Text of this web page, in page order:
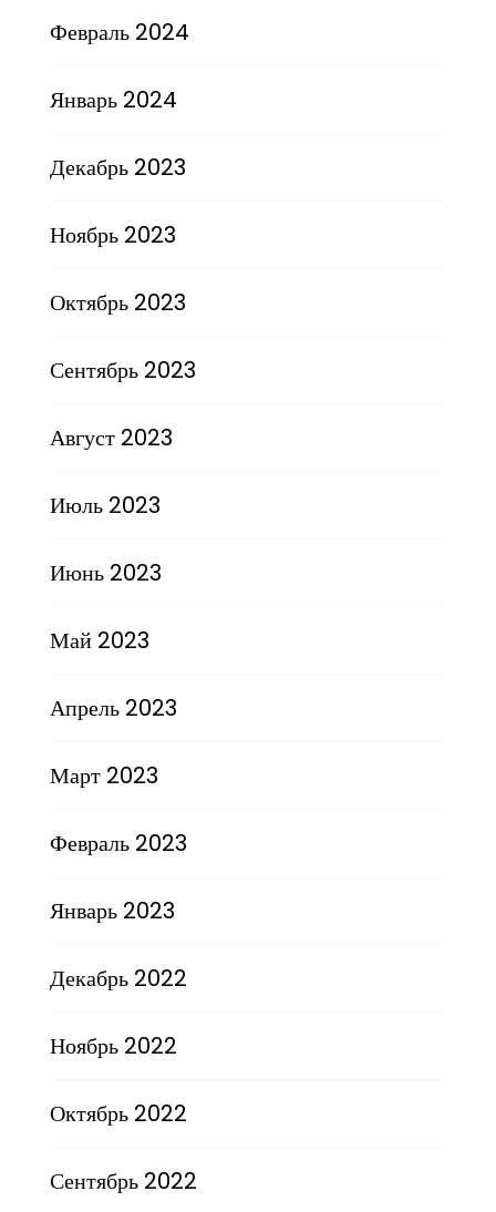
Февраль 2024
Январь 2024
Декабрь 2023
Ноябрь 2023
Октябрь 2023
Сентябрь 2023
Август 2023
Июль 2023
Июнь 2023
Май 2023
Апрель 2023
Март 2023
Февраль 2023
Январь 2023
Декабрь 2022
Ноябрь 2022
Октябрь 2022
Сентябрь 2022